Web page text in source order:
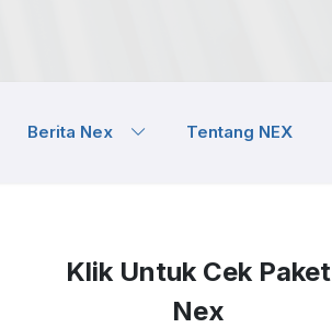
Berita Nex Tentang NEX
Klik Untuk Cek Paket
Nex